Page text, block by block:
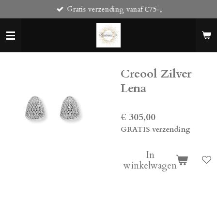
direct
naar
de
hoofdinhoud
Gratis verzending vanaf Є75-,
Creool Zilver
Lena
€ 305,00
GRATIS verzending
In
winkelwagen